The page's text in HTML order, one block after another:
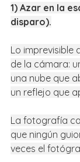
1) Azar en la
disparo).
Lo imprevisible
de la cámara:
una nube que
un reflejo que
La fotografía
que ningún
veces el